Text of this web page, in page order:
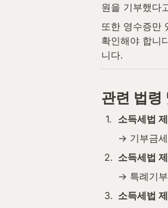
원을 기부했다
또한 영수증만
확인해야 합니
니다.
관련 법령
1.
소득세법
→ 기부금
2. 소득세법
→ 특례기
3. 소득세법